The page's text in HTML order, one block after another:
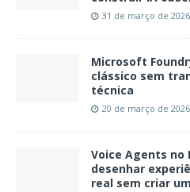
31 de março de 2026
Microsoft
clássico sem
técnica
20 de março de 2026
Voice Agents no
desenhar
real sem criar